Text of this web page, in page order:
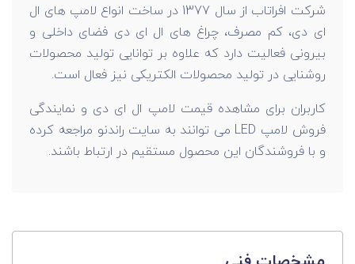
شرکت افراتاب از سال 1377 در ساخت انواع لامپ های ال
ای دی، کم مصرف، چراغ های ال ای دی فضای داخلی و
بیرونی فعالیت دارد که علاوه بر توانایی تولید محصولات
روشنایی در تولید محصولات الکتریکی نیز فعال است.
کاربران برای مشاهده قیمت لامپ ال ای دی و نمایندگی
فروش لامپ LED می توانند به سایت راندنو مراجعه کرده
و با فروشندگان این محصول مستقیم در ارتباط باشند.